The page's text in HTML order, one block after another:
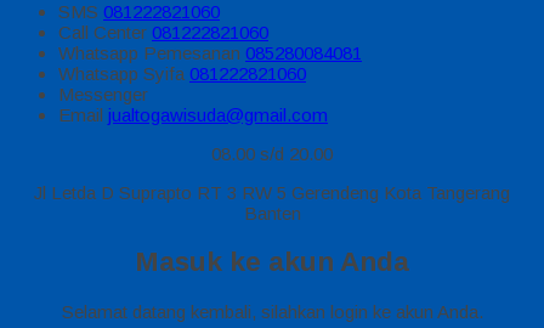
SMS 081222821060
Call Center 081222821060
Whatsapp Pemesanan 085280084081
Whatsapp Syifa 081222821060
Messenger
Email jualtogawisuda@gmail.com
08.00 s/d 20.00
Jl Letda D Suprapto RT 3 RW 5 Gerendeng Kota Tangerang
Banten
Masuk ke akun Anda
Selamat datang kembali, silahkan login ke akun Anda.